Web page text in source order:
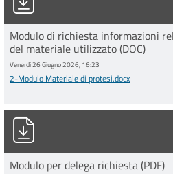
Modulo di richiesta informazioni
del materiale utilizzato (DOC)
Venerdì 26 Giugno 2026, 16:23
2-Modulo Materiale di protesi.docx
5-Nuovo Modulo per DELEGA
Modulo per delega richiesta (PDF)